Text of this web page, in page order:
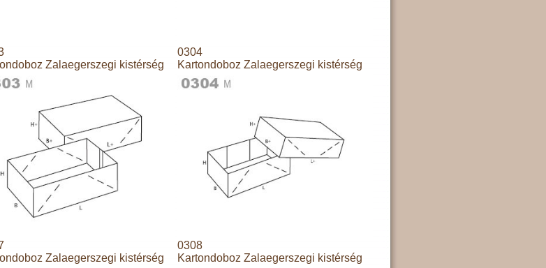
Zalaegerszegi kistérség
0304
Kartondoboz Zalaegerszegi kistérség
Zalaegerszegi kistérség
0308
Kartondoboz Zalaegerszegi kistérség